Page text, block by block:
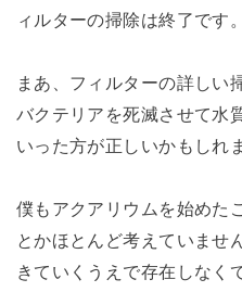
ィルターの掃除は終了です。
まあ、フィルターの詳しい
バクテリアを死滅させて水
いった方が正しいかもしれ
僕もアクアリウムを始めた
とかほとんど考えていませ
きていくうえで存在しなく